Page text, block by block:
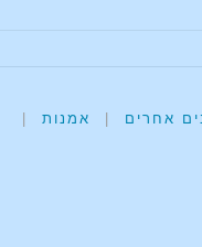
אחרים אמנות